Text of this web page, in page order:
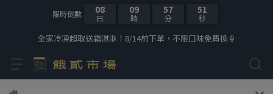
限時倒數 08
日
09
時
57
分
51
秒
全家冷凍超取送霜淇淋！8/14前下單，不限口味免費換🍦